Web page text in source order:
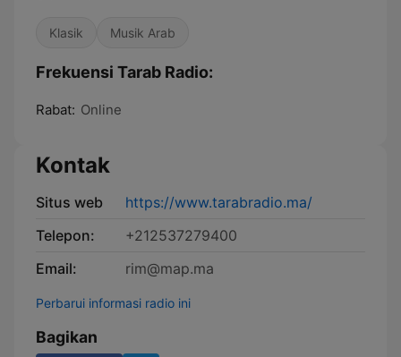
Klasik Musik Arab
Frekuensi Tarab Radio:
Rabat: Online
Kontak
Situs web
https://www.tarabradio.ma/
Telepon:
+212537279400
Email:
rim@map.ma
Perbarui informasi radio ini
Bagikan